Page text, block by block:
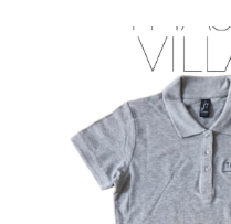
Polo